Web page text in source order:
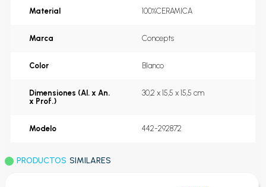
Material 100%CERAMICA
Marca Concepts
Color Blanco
Dimensiones (Al. x An.
x Prof.)
30,2 x 15,5 x 15,5 cm
Modelo 442-292872
PRODUCTOS SIMILARES